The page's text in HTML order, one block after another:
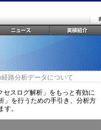
路分析データについて
セスログ解析」をもっと有効に
」を行うための手引き、分析方
す。